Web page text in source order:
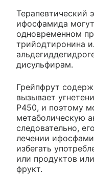
Терапевтический
ифосфамида
одновременном
трийодтиронина
дисульфирам.
Грейпфрут
вызывает
Р450, и поэтому
метаболическую
следовательно,
лечении
избегать
или продуктов
фрукт.